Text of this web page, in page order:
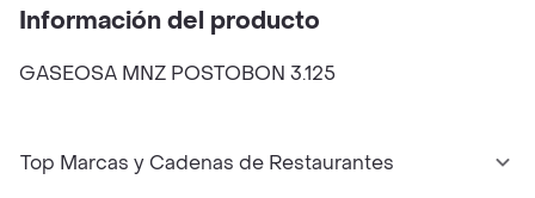
Información del producto
GASEOSA MNZ POSTOBON 3.125
Top Marcas y Cadenas de Restaurantes